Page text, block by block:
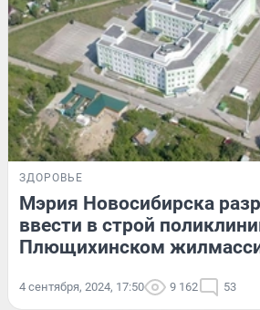
ЗДОРОВЬЕ
Мэрия Новосибирска
ввести в строй
Плющихинском
4 сентября, 2024, 17:50 9 162 53